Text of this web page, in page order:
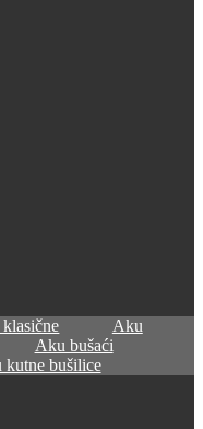
Aku
Aku bušaći
kutne bušilice